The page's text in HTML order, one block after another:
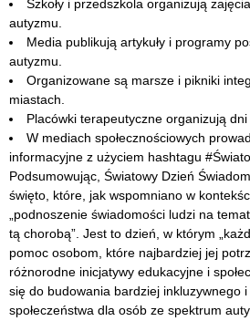
Szkoły i przedszkola organizują
autyzmu.
Media publikują artykuły i programy
autyzmu.
Organizowane są marsze i pikniki
miastach.
Placówki terapeutyczne organizują dni
W mediach społecznościowych
informacyjne z użyciem hashtagu
Podsumowując, Światowy Dzień
święto, które, jak wspomniano w
„podnoszenie świadomości ludzi na
tą chorobą”. Jest to dzień, w którym
pomoc osobom, które najbardziej jej
różnorodne inicjatywy edukacyjne i
się do budowania bardziej inkluzywnego
społeczeństwa dla osób ze spektrum